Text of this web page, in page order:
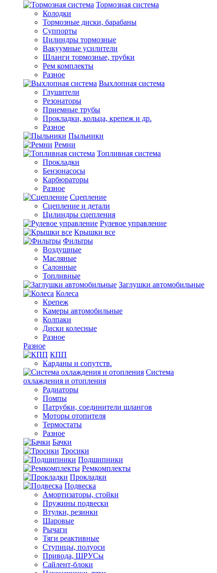
Тормозная система
Колодки
Тормозные диски, барабаны
Суппорты
Цилиндры тормозные
Вакуумные усилители
Шланги тормозные, трубки
Рем комплекты
Разное
Выхлопная система
Глушители
Резонаторы
Приемные трубы
Прокладки, кольца, крепеж и др.
Разное
Пыльники
Ремни
Топливная система
Прокладки
Бензонасосы
Карбюраторы
Разное
Сцепление
Сцепление и детали
Цилиндры сцепления
Рулевое управление
Крышки все
Фильтры
Воздушные
Масляные
Салонные
Топливные
Заглушки автомобильные
Колеса
Крепеж
Камеры автомобильные
Колпаки
Диски колесные
Разное
Разное
КПП
Карданы и сопутств.
Система
охлаждения и отопления
Радиаторы
Помпы
Патрубки, соединители шлангов
Моторы отопителя
Термостаты
Разное
Бачки
Тросики
Подшипники
Ремкомплекты
Прокладки
Подвеска
Амортизаторы, стойки
Пружины подвески
Втулки, резинки
Шаровые
Рычаги
Тяги реактивные
Ступицы, полуоси
Привода, ШРУСы
Сайлент-блоки